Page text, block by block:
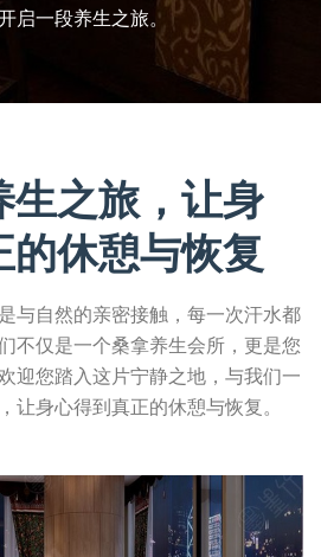
启一段养生之旅。
生之旅，让身
的休憩与恢复
与自然的亲密接触，每一次汗水都
不仅是一个桑拿养生会所，更是您
迎您踏入这片宁静之地，与我们一
让身心得到真正的休憩与恢复。